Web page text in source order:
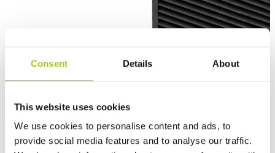
Consent Details About
This website uses cookies
We use cookies to personalise content and ads, to
provide social media features and to analyse our traffic.